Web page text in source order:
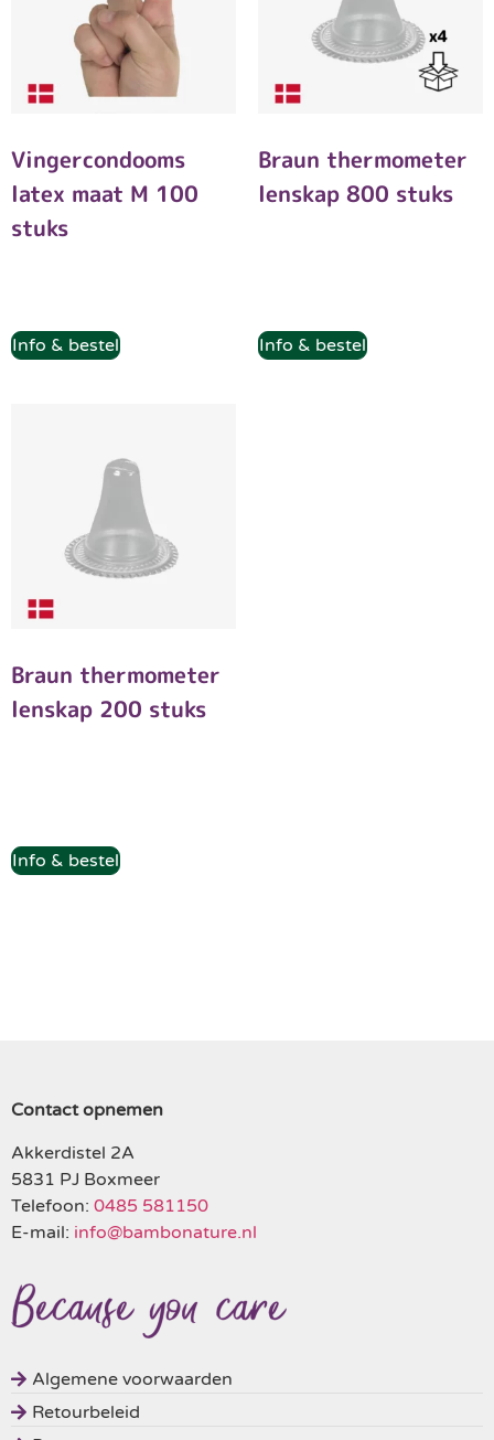
Vingercondooms
latex maat M 100
stuks
Info & bestel
Braun thermometer
lenskap 800 stuks
Info & bestel
Braun thermometer
lenskap 200 stuks
Info & bestel
Contact opnemen
Akkerdistel 2A
5831 PJ Boxmeer
Telefoon: 0485 581150
E-mail: info@bambonature.nl
Algemene voorwaarden
Retourbeleid